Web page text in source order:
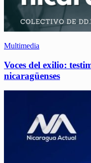
Multimedia
Voces del exilio:
nicaragüenses